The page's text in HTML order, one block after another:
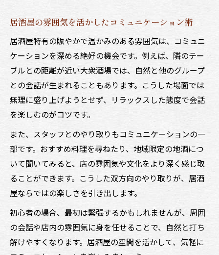
居酒屋の雰囲気を活かしたコミュニケーション術
居酒屋特有の賑やかで温かみのある雰囲気は、コミュニ
ケーションを深める絶好の機会です。例えば、隣のテー
ブルとの距離が近い大衆酒場では、自然と他のグループ
との会話が生まれることもあります。こうした場面では
無理に盛り上げようとせず、リラックスした態度で会話
を楽しむのがコツです。
また、スタッフとのやり取りもコミュニケーションの一
部です。おすすめ料理を尋ねたり、地域限定の地酒につ
いて聞いてみると、店の雰囲気や文化をより深く感じ取
ることができます。こうした双方向のやり取りが、居酒
屋ならではの楽しさを引き出します。
初心者の場合、最初は緊張するかもしれませんが、周囲
の会話や店内の雰囲気に身を任せることで、自然と打ち
解けやすくなります。居酒屋の空間を活かして、気軽に